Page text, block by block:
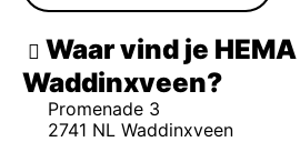
Waar vind je HEMA
Waddinxveen
Promenade 3
2741 NL Waddinxveen